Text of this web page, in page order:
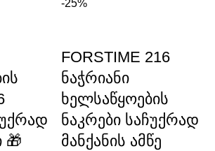
🎁
-25%
FORSTIME 216
ნაჭრიანი
ხელსაწყოების
ნაკრები საჩუქრად
მანქანის ამწე